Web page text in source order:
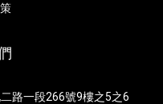
路一段266號9樓之5之6